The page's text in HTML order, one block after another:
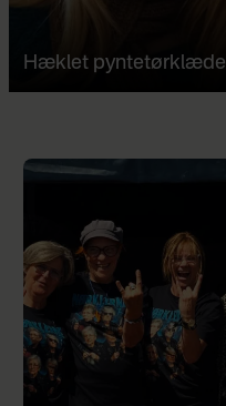
Hæklet pyntetørklæde